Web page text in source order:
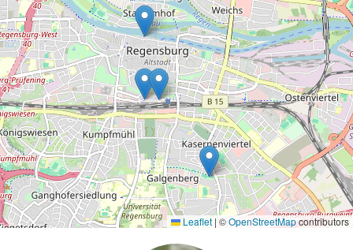
Leaflet | ©OpenStreetMapcontributors